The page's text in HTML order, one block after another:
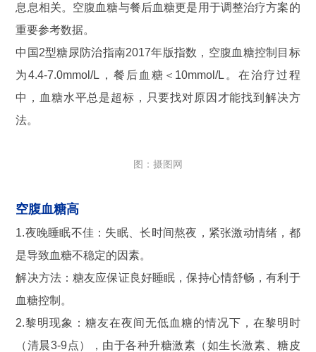
息息相关。空腹血糖与餐后血糖更是用于调整治疗方案的
重要参考数据。
中国2型糖尿防治指南2017年版指数，空腹血糖控制目标
为4.4-7.0mmol/L，餐后血糖＜10mmol/L。在治疗过程
中，血糖水平总是超标，只要找对原因才能找到解决方
法。
图：摄图网
空腹血糖高
1.夜晚睡眠不佳：失眠、长时间熬夜，紧张激动情绪，都
是导致血糖不稳定的因素。
解决方法：糖友应保证良好睡眠，保持心情舒畅，有利于
血糖控制。
2.黎明现象：糖友在夜间无低血糖的情况下，在黎明时
（清晨3-9点），由于各种升糖激素（如生长激素、糖皮